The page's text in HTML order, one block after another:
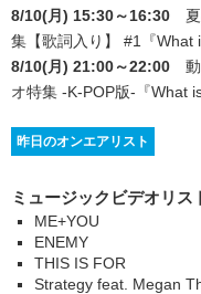
8/10(月) 15:30～16:30
集【歌詞入り】 #1
『
8/10(月) 21:00～22:00
オ特集 -K-POP版- 『What
昨日のオンエアリスト
ミュージックビデオリス
ME+YOU
ENEMY
THIS IS FOR
Strategy feat. Megan